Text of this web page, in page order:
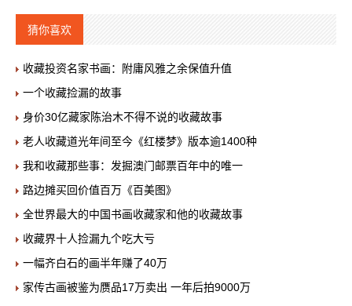
猜你喜欢
收藏投资名家书画：附庸风雅之余保值升值
一个收藏捡漏的故事
身价30亿藏家陈治木不得不说的收藏故事
老人收藏道光年间至今《红楼梦》版本逾1400种
我和收藏那些事：发掘澳门邮票百年中的唯一
路边摊买回价值百万《百美图》
全世界最大的中国书画收藏家和他的收藏故事
收藏界十人捡漏九个吃大亏
一幅齐白石的画半年赚了40万
家传古画被鉴为赝品17万卖出 一年后拍9000万